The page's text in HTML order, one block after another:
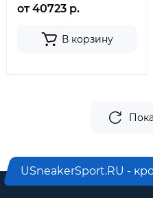
от 40723 р.
В корзину
USneakerSport.RU -